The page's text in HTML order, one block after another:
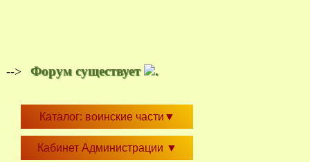
--> Форум существует .
Каталог: воинские части ▼
Кабинет Администрации ▼